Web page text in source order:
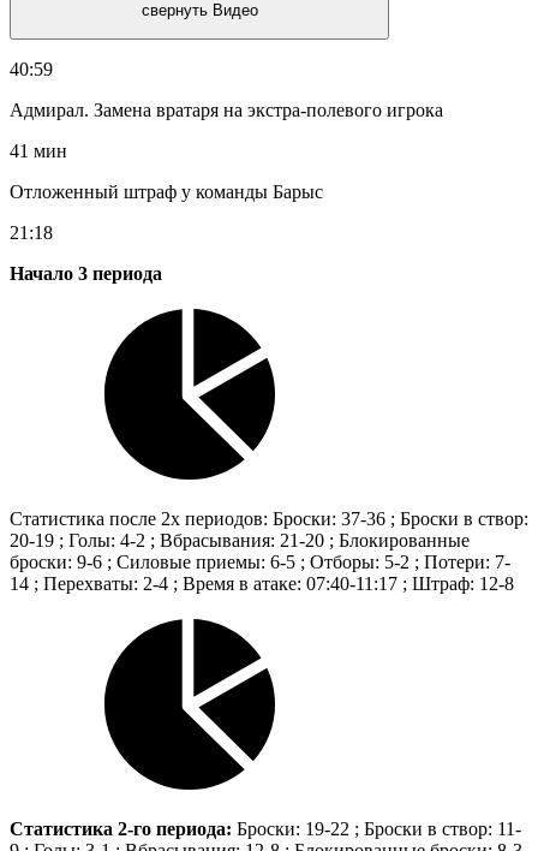
свернуть Видео
40:59
Адмирал. Замена вратаря на экстра-полевого игрока
41 мин
Отложенный штраф у команды Барыс
21:18
Начало 3 периода
Статистика после 2х периодов: Броски: 37-36 ; Броски в створ:
20-19 ; Голы: 4-2 ; Вбрасывания: 21-20 ; Блокированные
броски: 9-6 ; Силовые приемы: 6-5 ; Отборы: 5-2 ; Потери: 7-
14 ; Перехваты: 2-4 ; Время в атаке: 07:40-11:17 ; Штраф: 12-8
Статистика 2-го периода: Броски: 19-22 ; Броски в створ: 11-